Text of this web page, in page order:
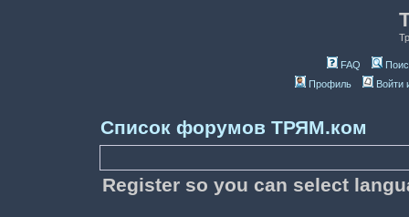
FAQ
Профиль
Войти
Список форумов ТРЯМ.ком
Register so you can select